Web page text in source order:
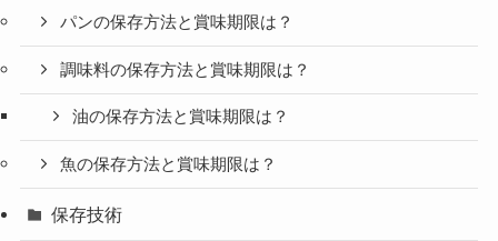
パンの保存方法と賞味期限は？
調味料の保存方法と賞味期限は？
油の保存方法と賞味期限は？
魚の保存方法と賞味期限は？
保存技術